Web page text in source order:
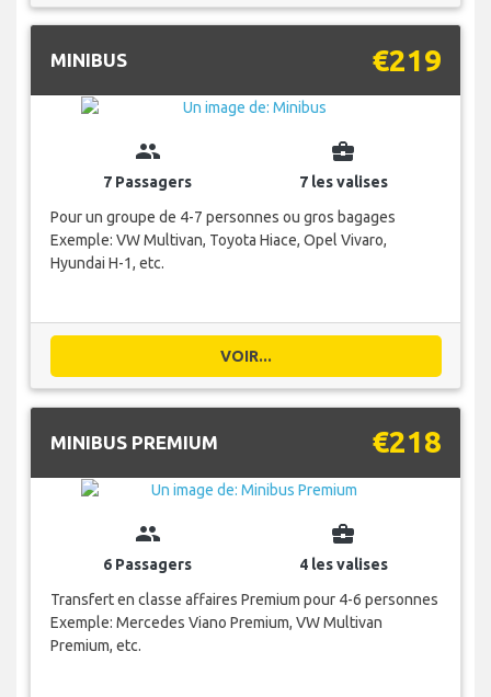
MINIBUS €219
group
7 Passagers
business_center
7 les valises
Pour un groupe de 4-7 personnes ou gros bagages
Exemple: VW Multivan, Toyota Hiace, Opel Vivaro,
Hyundai H-1, etc.
VOIR...
MINIBUS PREMIUM €218
group
6 Passagers
business_center
4 les valises
Transfert en classe affaires Premium pour 4-6 personnes
Exemple: Mercedes Viano Premium, VW Multivan
Premium, etc.